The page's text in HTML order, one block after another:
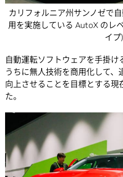
カリフォルニア州サンノゼで
用を実施している AutoX のレ
イプ)
自動運転ソフトウェアを手掛け
うちに無人技術を商用化して、
向上させることを目標とする現
た。